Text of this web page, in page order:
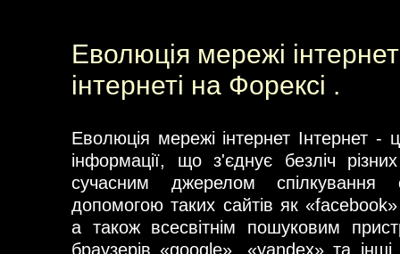
Еволюція мережі
інтернеті на Форексі .
Еволюція мережі інтернет Інтернет -
інформації, що з'єднує безліч
сучасним джерелом
допомогою таких сайтів як
а також всесвітнім пошуковим
браузерів «google», «yandex» та